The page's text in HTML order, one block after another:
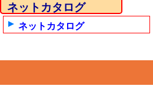
ネットカタログ
ネットカタログ